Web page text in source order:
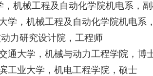
，机械工程及自动化学院机电系，
学，机械工程及自动化学院机电系
力研究设计院，工程师
通大学，机械与动力工程学院，博
工业大学，机电工程学院，硕士